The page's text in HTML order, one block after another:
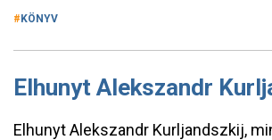
KÖNYV
Elhunyt Alekszandr
Elhunyt Alekszandr Kurljandszkij,